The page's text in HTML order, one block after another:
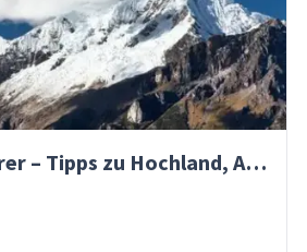
Peru Reiseführer – Tipps zu Hochland, Amazonas & Inka-Erbe